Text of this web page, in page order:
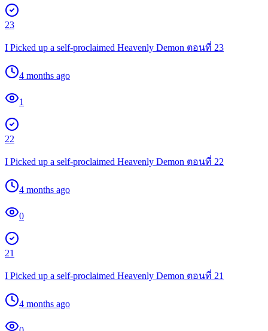
23
I Picked up a self-proclaimed Heavenly Demon ตอนที่ 23
4 months ago
1
22
I Picked up a self-proclaimed Heavenly Demon ตอนที่ 22
4 months ago
0
21
I Picked up a self-proclaimed Heavenly Demon ตอนที่ 21
4 months ago